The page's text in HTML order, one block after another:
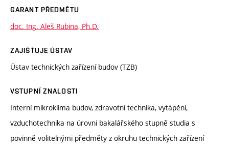
GARANT PŘEDMĚTU
doc. Ing. Aleš Rubina, Ph.D.
ZAJIŠŤUJE ÚSTAV
Ústav technických zařízení budov (TZB)
VSTUPNÍ ZNALOSTI
Interní mikroklima budov, zdravotní technika, vytápění,
vzduchotechnika na úrovni bakalářského stupně studia s
povinně volitelnými předměty z okruhu technických zařízení